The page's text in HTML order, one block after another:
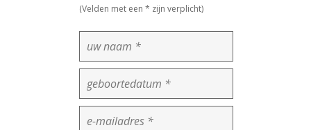
(Velden met een * zijn verplicht)